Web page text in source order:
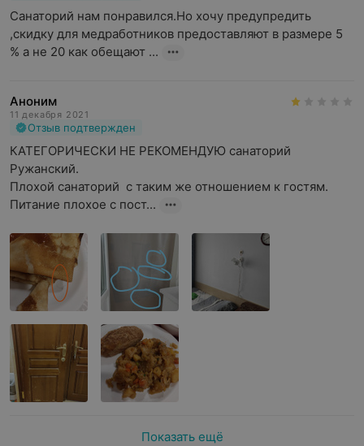
Санаторий нам понравился.Но хочу предупредить
,скидку для медработников предоставляют в размере 5
% а не 20 как обещают ...
Аноним
11 декабря 2021
Отзыв подтвержден
КАТЕГОРИЧЕСКИ НЕ РЕКОМЕНДУЮ санаторий
Ружанский.
Плохой санаторий  с таким же отношением к гостям.
Питание плохое с пост...
Показать ещё